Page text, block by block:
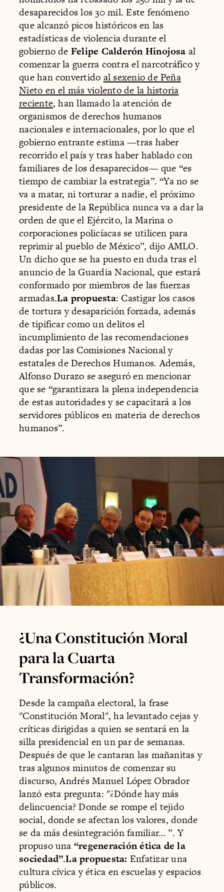
desaparecidos los 30 mil. Este fenómeno
que alcanzó picos históricos en las
estadísticas de violencia durante el
gobierno de Felipe Calderón Hinojosa al
comenzar la guerra contra el narcotráfico y
que han convertido al sexenio de Peña
Nieto en el más violento de la historia
reciente, han llamado la atención de
organismos de derechos humanos
nacionales e internacionales, por lo que el
gobierno entrante estima —tras haber
recorrido el país y tras haber hablado con
familiares de los desaparecidos— que “es
tiempo de cambiar la estrategia”. “Ya no se
va a matar, ni torturar a nadie, el próximo
presidente de la República nunca va a dar la
orden de que el Ejército, la Marina o
corporaciones policíacas se utilicen para
reprimir al pueblo de México”, dijo AMLO.
Un dicho que se ha puesto en duda tras el
anuncio de la Guardia Nacional, que estará
conformado por miembros de las fuerzas
armadas.La propuesta: Castigar los casos
de tortura y desaparición forzada, además
de tipificar como un delitos el
incumplimiento de las recomendaciones
dadas por las Comisiones Nacional y
estatales de Derechos Humanos. Además,
Alfonso Durazo se aseguró en mencionar
que se “garantizara la plena independencia
de estas autoridades y se capacitará a los
servidores públicos en materia de derechos
humanos”.
¿Una Constitución Moral
para la Cuarta
Transformación?
Desde la campaña electoral, la frase
"Constitución Moral", ha levantado cejas y
críticas dirigidas a quien se sentará en la
silla presidencial en un par de semanas.
Después de que le cantaran las mañanitas y
tras algunos minutos de comenzar su
discurso, Andrés Manuel López Obrador
lanzó esta pregunta: "¿Dónde hay más
delincuencia? Donde se rompe el tejido
social, donde se afectan los valores, donde
se da más desintegración familiar… ”. Y
propuso una “regeneración ética de la
sociedad”.La propuesta: Enfatizar una
cultura cívica y ética en escuelas y espacios
públicos.